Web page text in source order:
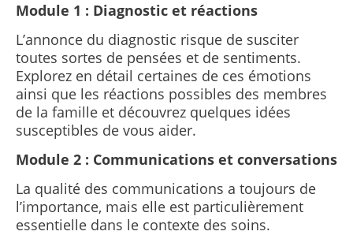
Module 1 : Diagnostic et réactions
L’annonce du diagnostic risque de susciter
toutes sortes de pensées et de sentiments.
Explorez en détail certaines de ces émotions
ainsi que les réactions possibles des membres
de la famille et découvrez quelques idées
susceptibles de vous aider.
Module 2 : Communications et conversations
La qualité des communications a toujours de
l’importance, mais elle est particulièrement
essentielle dans le contexte des soins.